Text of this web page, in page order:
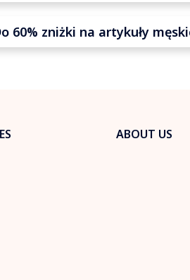
60% zniżki na artykuły
ABOUT US